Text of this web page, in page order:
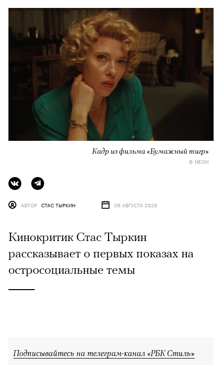
Кадр из фильма «Бумажный тигр»
© NEON
АВТОР СТАС ТЫРКИН 06 АВГУСТА 2026
Кинокритик Стас Тыркин
рассказывает о первых показах на
остросоциальные темы
Подписывайтесь на телеграм-канал «РБК Стиль»